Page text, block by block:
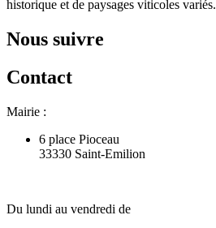
historique et de paysages viticoles variés.
Nous suivre
Contact
Mairie :
6 place Pioceau
33330 Saint-Emilion
Du lundi au vendredi de